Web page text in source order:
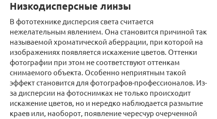
Низкодисперсные линзы
В фототехнике дисперсия света считается
нежелательным явлением. Она становится причиной так
называемой хроматической аберрации, при которой на
изображениях появляется искажение цветов. Оттенки
фотографии при этом не соответствуют оттенкам
снимаемого объекта. Особенно неприятным такой
эффект становится для фотографов-профессионалов. Из-
за дисперсии на фотоснимках не только происходит
искажение цветов, но и нередко наблюдается размытие
краев или, наоборот, появление чересчур очерченной